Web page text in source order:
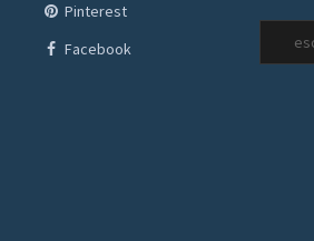
Pinterest
Facebook